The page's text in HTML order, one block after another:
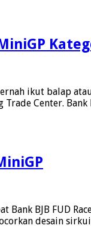
ikut balap
Center.
BJB FUD
desain